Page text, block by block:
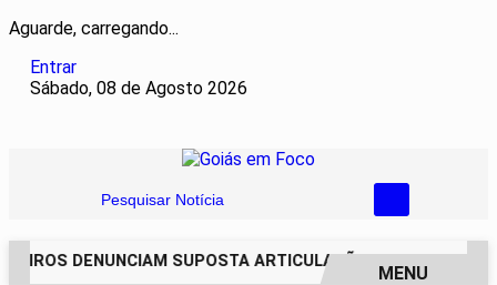
Aguarde, carregando...
Entrar
Sábado, 08 de Agosto 2026
Pesquisar Notícia
DENUNCIAM SUPOSTA ARTICULAÇÃO PARA
MENU